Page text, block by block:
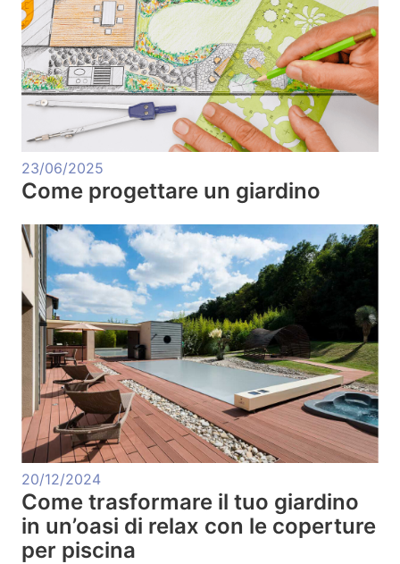
23/06/2025
Come progettare un giardino
20/12/2024
Come trasformare il tuo giardino
in un’oasi di relax con le coperture
per piscina